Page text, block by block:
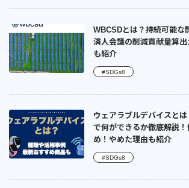
WBCSDとは？持続可能な
済人会議の削減貢献量算
も紹介
#SDGs8
ウェアラブルデバイスと
で何ができるか徹底解説
め！やめた理由も紹介
#SDGs8